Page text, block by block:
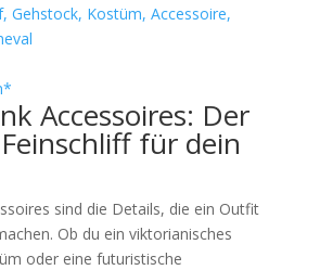
Gehstock, Kostüm, Accessoire,
Accessoires: Der
für dein
sind die Details, die ein Outfit
Ob du ein viktorianisches
oder eine futuristische